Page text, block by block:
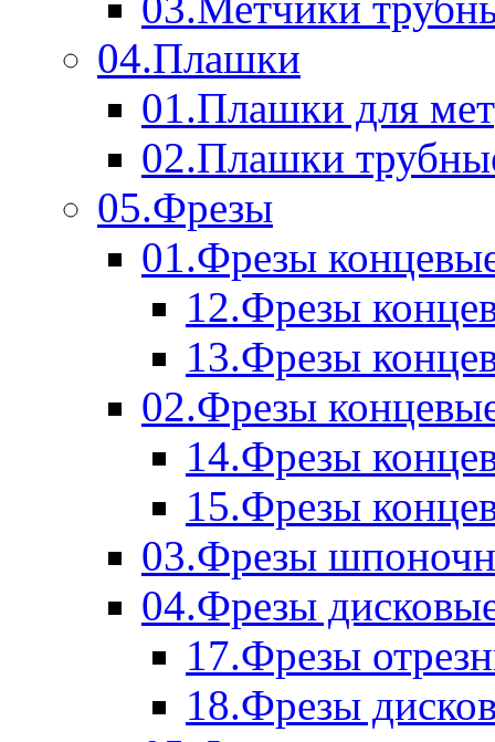
04.Плашки
01.Плашки для
02.Плашки
05.Фрезы
01.Фрезы
12.Фрезы
13.Фрезы
02.Фрезы
14.Фрезы
15.Фрезы
03.Фрезы
04.Фрезы
17.Фрезы
18.Фрезы